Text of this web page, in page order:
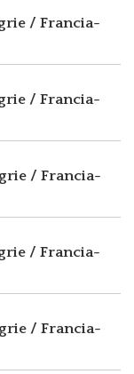
/ Francia-
/ Francia-
/ Francia-
/ Francia-
/ Francia-